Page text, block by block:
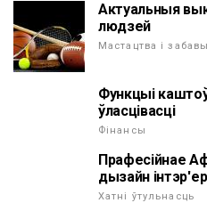
Актуальныя
людзей
Мастацтва і забавы
Функцыі
ўласцівасці
Фінансы
Прафесійнае
дызайн
Хатні ўтульнасць